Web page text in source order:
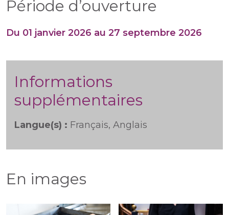
Période d’ouverture
Du 01 janvier 2026 au 27 septembre 2026
Informations
supplémentaires
Langue(s) : Français, Anglais
En images